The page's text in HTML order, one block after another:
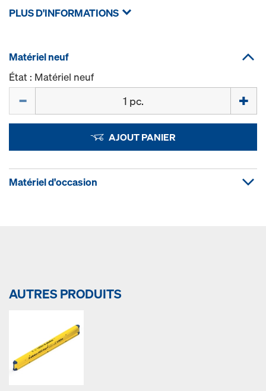
PLUS D'INFORMATIONS
Matériel neuf
État : Matériel neuf
AJOUT PANIER
Matériel d'occasion
AUTRES PRODUITS